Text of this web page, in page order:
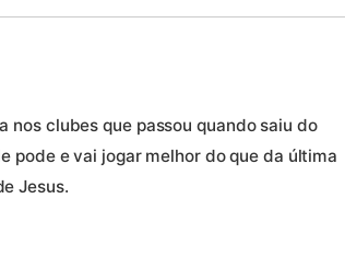
nos clubes que passou quando saiu do
pode e vai jogar melhor do que da última
Jesus.